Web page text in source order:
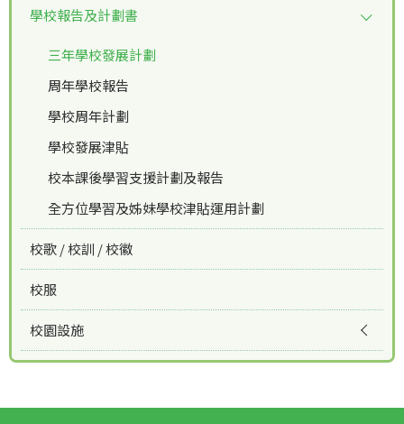
學校報告及計劃書
三年學校發展計劃
周年學校報告
學校周年計劃
學校發展津貼
校本課後學習支援計劃及報告
全方位學習及姊妹學校津貼運用計劃
校歌 / 校訓 / 校徽
校服
校園設施